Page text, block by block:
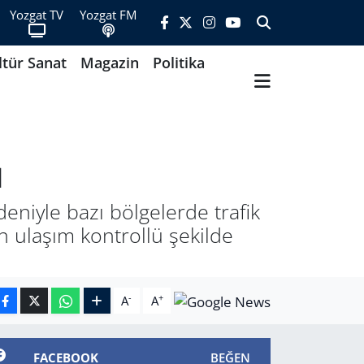
Yozgat TV Yozgat FM
Sanat Magazin
Politika
bazı bölgelerde trafik
ulaşım kontrollü şekilde
A- A+
FACEBOOK BEĞEN